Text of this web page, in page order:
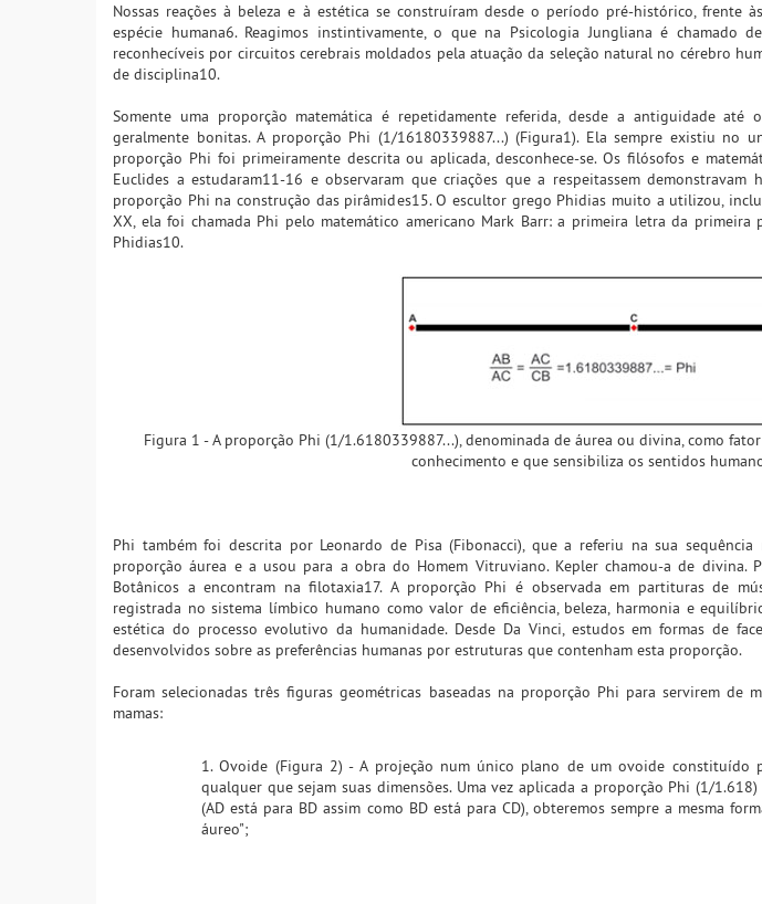
Nossas reações à beleza e à estética se construíram desde o período pré-histórico, frente
espécie humana6. Reagimos instintivamente, o que na Psicologia Jungliana é chamado
reconhecíveis por circuitos cerebrais moldados pela atuação da seleção natural no cérebro
de disciplina10.
Somente uma proporção matemática é repetidamente referida, desde a antiguidade
geralmente bonitas. A proporção Phi (1/16180339887...) (Figura1). Ela sempre existiu no
proporção Phi foi primeiramente descrita ou aplicada, desconhece-se. Os filósofos e
Euclides a estudaram11-16 e observaram que criações que a respeitassem
proporção Phi na construção das pirâmides15. O escultor grego Phidias muito a utilizou,
XX, ela foi chamada Phi pelo matemático americano Mark Barr: a primeira letra da
Phidias10.
Figura 1 - A proporção Phi (1/1.6180339887...), denominada de áurea ou divina, como
conhecimento e que sensibiliza os sentidos
Phi também foi descrita por Leonardo de Pisa (Fibonacci), que a referiu na sua sequência
proporção áurea e a usou para a obra do Homem Vitruviano. Kepler chamou-a de divina.
Botânicos a encontram na filotaxia17. A proporção Phi é observada em partituras de
registrada no sistema límbico humano como valor de eficiência, beleza, harmonia e
estética do processo evolutivo da humanidade. Desde Da Vinci, estudos em formas de
desenvolvidos sobre as preferências humanas por estruturas que contenham esta proporção.
Foram selecionadas três figuras geométricas baseadas na proporção Phi para servirem de
mamas:
1. Ovoide (Figura 2) - A projeção num único plano de um ovoide constituído
qualquer que sejam suas dimensões. Uma vez aplicada a proporção Phi (1/
(AD está para BD assim como BD está para CD), obteremos sempre a mesma
áureo";